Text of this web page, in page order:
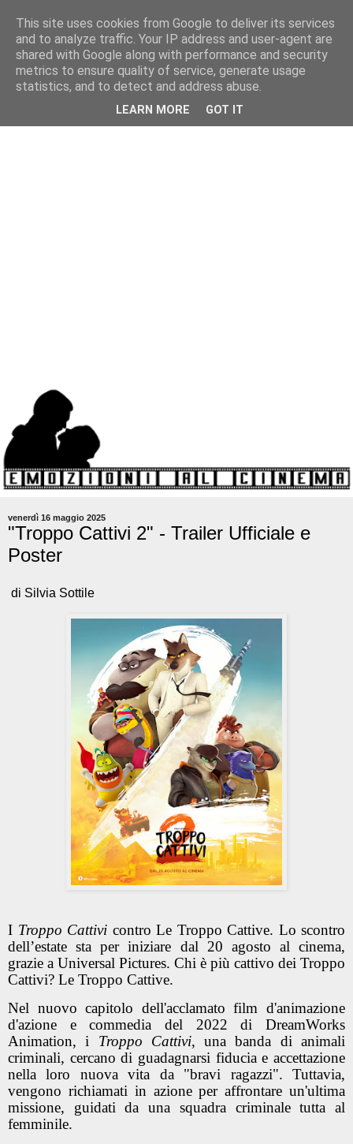
venerdì 16 maggio 2025
"Troppo Cattivi 2" - Trailer Ufficiale e
Poster
di Silvia Sottile
I Troppo Cattivi contro Le Troppo Cattive. Lo scontro
dell’estate sta per iniziare dal 20 agosto al cinema,
grazie a Universal Pictures. Chi è più cattivo dei Troppo
Cattivi? Le Troppo Cattive.
Nel nuovo capitolo dell'acclamato film d'animazione
d'azione e commedia del 2022 di DreamWorks
Animation, i Troppo Cattivi, una banda di animali
criminali, cercano di guadagnarsi fiducia e accettazione
nella loro nuova vita da "bravi ragazzi". Tuttavia,
vengono richiamati in azione per affrontare un'ultima
missione, guidati da una squadra criminale tutta al
femminile.
This site uses cookies from Google to deliver its services
and to analyze traffic. Your IP address and user-agent are
shared with Google along with performance and security
metrics to ensure quality of service, generate usage
statistics, and to detect and address abuse.
LEARN MORE GOT IT